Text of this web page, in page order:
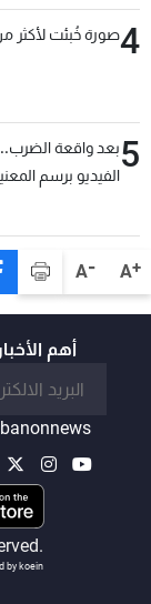
A+
A-
4صورة خُبئت لأكثر
5بعد واقعة
الفيديو برسم
أهم
by koein